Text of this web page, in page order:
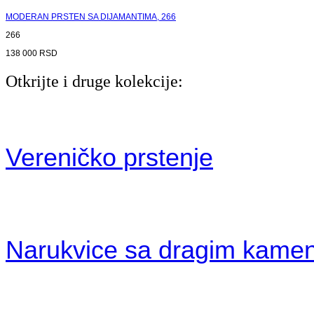
MODERAN PRSTEN SA DIJAMANTIMA, 266
266
138 000 RSD
Otkrijte i druge kolekcije:
Vereničko prstenje
Narukvice sa dragim